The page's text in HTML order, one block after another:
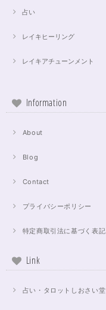
占い
レイキヒーリング
レイキアチューンメント
Information
About
Blog
Contact
プライバシーポリシー
特定商取引法に基づく表記
Link
占い・タロットしおさい堂